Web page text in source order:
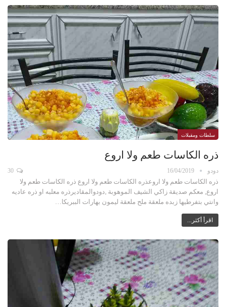
سلطات ومقبلات
ذره الكاسات طعم ولا اروع
دودو 16/04/2019
ذره الكاسات طعم ولا اروعذره الكاسات طعم ولا اروع ذره الكاسات طعم ولا
اروع, معكم صديقة زاكي الشيف الموهوبة ,دودوالمقاديرذره معلبه او ذره عاديه
وانتي بتفرطيها زبده ملعقة ملح ملعقة ليمون بهارات الببريكا…
اقرأ أكثر...